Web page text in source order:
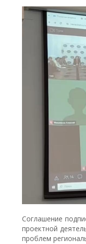
Соглашение
проектной
проблем